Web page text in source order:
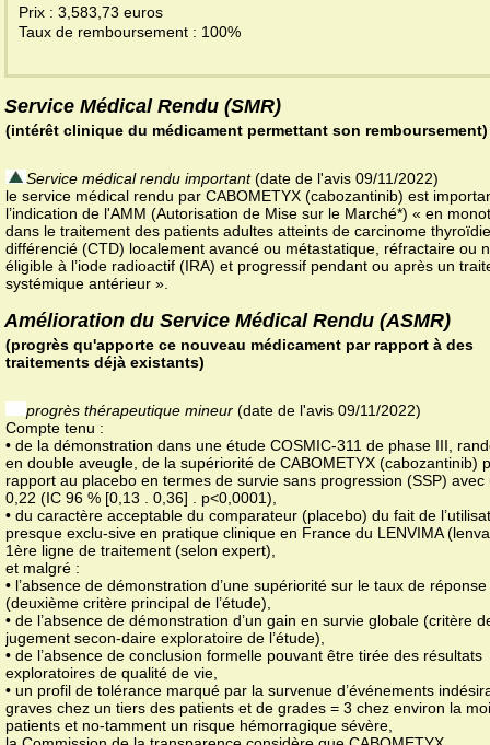
Prix : 3,583,73 euros
Taux de remboursement : 100%
Service Médical Rendu (SMR)
(intérêt clinique du médicament permettant son remboursement)
Service médical rendu important(date de l'avis 09/11/2022)
le service médical rendu par CABOMETYX (cabozantinib) est
l’indication de l'AMM (Autorisation de Mise sur le Marché*) « en
dans le traitement des patients adultes atteints de carcinome
différencié (CTD) localement avancé ou métastatique, réfractaire ou
éligible à l’iode radioactif (IRA) et progressif pendant ou après un
systémique antérieur ».
Amélioration du Service Médical Rendu (ASMR)
(progrès qu'apporte ce nouveau médicament par rapport à des
traitements déjà existants)
progrès thérapeutique mineur (date de l'avis 09/11/2022)
Compte tenu :
• de la démonstration dans une étude COSMIC-311 de phase III,
en double aveugle, de la supériorité de CABOMETYX (cabozantinib)
rapport au placebo en termes de survie sans progression (SSP) avec
0,22 (IC 96 % [0,13 . 0,36] . p<0,0001),
• du caractère acceptable du comparateur (placebo) du fait de
presque exclu-sive en pratique clinique en France du LENVIMA
1ère ligne de traitement (selon expert),
et malgré :
• l’absence de démonstration d’une supériorité sur le taux de réponse
(deuxième critère principal de l’étude),
• de l’absence de démonstration d’un gain en survie globale (critère
jugement secon-daire exploratoire de l’étude),
• de l’absence de conclusion formelle pouvant être tirée des résultats
exploratoires de qualité de vie,
• un profil de tolérance marqué par la survenue d’événements
graves chez un tiers des patients et de grades = 3 chez environ la
patients et no-tamment un risque hémorragique sévère,